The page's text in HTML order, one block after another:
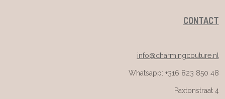
CONTACT
info@charmingcouture.nl
Whatsapp: +316 823 850 48
Paxtonstraat 4